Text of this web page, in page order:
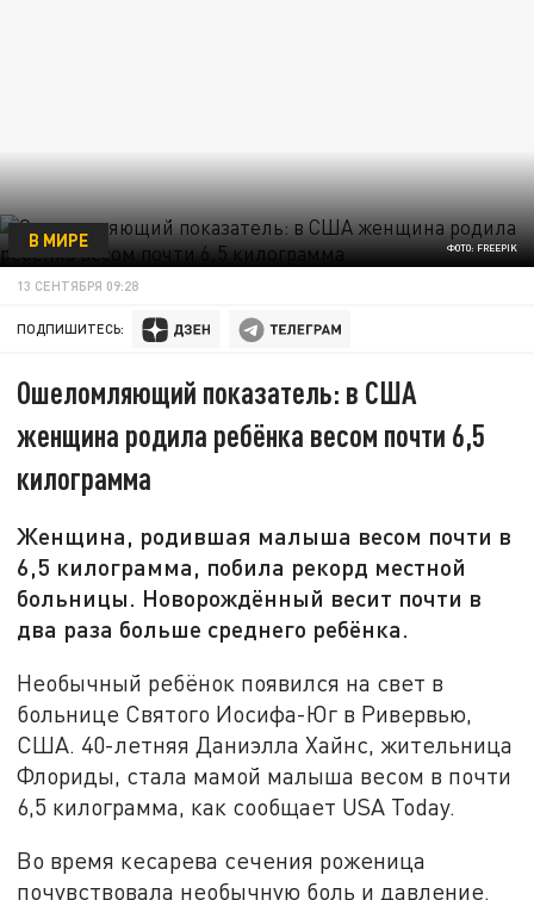
ФОТО: FREEPIK
В МИРЕ
13 СЕНТЯБРЯ 09:28
ПОДПИШИТЕСЬ:
Ошеломляющий показатель: в США
женщина родила ребёнка весом почти 6,5
килограмма
Женщина, родившая малыша весом почти в
6,5 килограмма, побила рекорд местной
больницы. Новорождённый весит почти в
два раза больше среднего ребёнка.
Необычный ребёнок появился на свет в
больнице Святого Иосифа-Юг в Ривервью,
США. 40-летняя Даниэлла Хайнс, жительница
Флориды, стала мамой малыша весом в почти
6,5 килограмма, как сообщает USA Today.
Во время кесарева сечения роженица
почувствовала необычную боль и давление.